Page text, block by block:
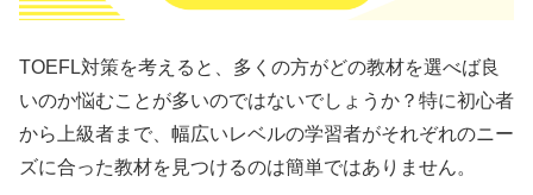
TOEFL対策を考えると、多くの方がどの教材を選べば良
いのか悩むことが多いのではないでしょうか？特に初心者
から上級者まで、幅広いレベルの学習者がそれぞれのニー
ズに合った教材を見つけるのは簡単ではありません。